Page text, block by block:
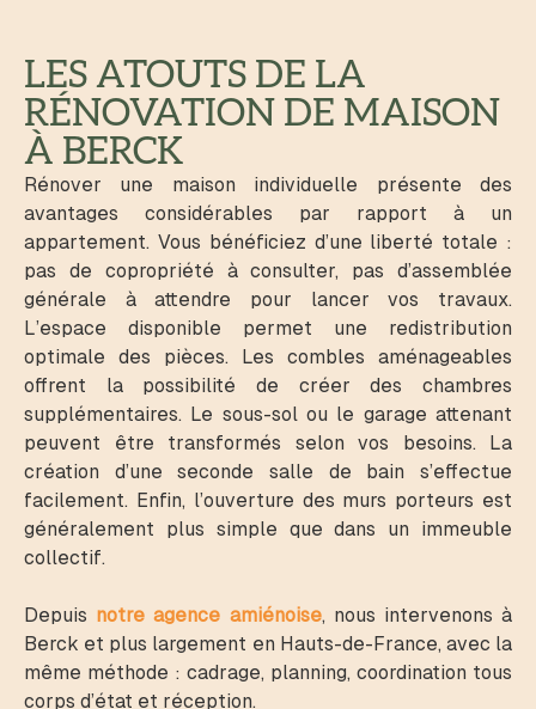
LES ATOUTS DE LA
RÉNOVATION DE MAISON
À BERCK
Rénover une maison individuelle présente des
avantages considérables par rapport à un
appartement. Vous bénéficiez d’une liberté totale :
pas de copropriété à consulter, pas d’assemblée
générale à attendre pour lancer vos travaux.
L’espace disponible permet une redistribution
optimale des pièces. Les combles aménageables
offrent la possibilité de créer des chambres
supplémentaires. Le sous-sol ou le garage attenant
peuvent être transformés selon vos besoins. La
création d’une seconde salle de bain s’effectue
facilement. Enfin, l’ouverture des murs porteurs est
généralement plus simple que dans un immeuble
collectif.
Depuis notre agence amiénoise, nous intervenons à
Berck et plus largement en Hauts-de-France, avec la
même méthode : cadrage, planning, coordination tous
corps d’état et réception.